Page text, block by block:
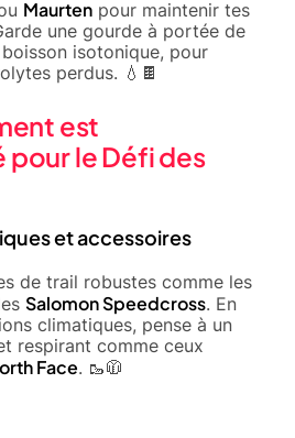
Maurten pour maintenir tes
une gourde à portée de
isotonique, pour
perdus. 💧🍫
est
le Défi des
et accessoires
de trail robustes comme les
Salomon Speedcross. En
climatiques, pense à un
respirant comme ceux
Face. 🥾🧥